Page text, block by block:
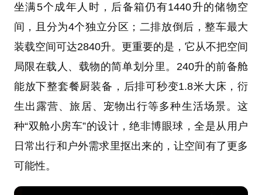
坐满5个成年人时，后备箱仍有1440升的储物空
间，且分为4个独立分区；二排放倒后，整车最大
装载空间可达2840升。更重要的是，它从不把空间
局限在载人、载物的简单划分里。240升的前备舱
能放下整套餐厨装备，后排可秒变1.8米大床，衍
生出露营、旅居、宠物出行等多种生活场景。这
种“双舱小房车”的设计，绝非博眼球，全是从用户
日常出行和户外需求里抠出来的，让空间有了更多
可能性。